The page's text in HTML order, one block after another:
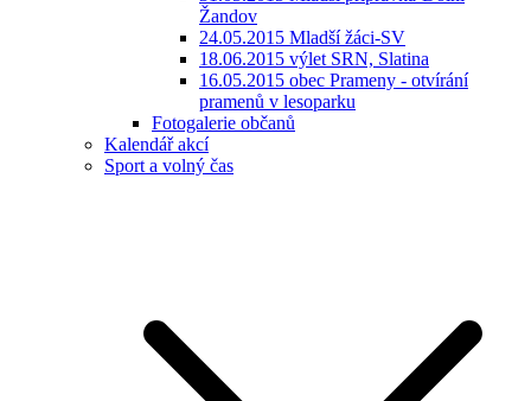
Žandov
24.05.2015 Mladší žáci-SV
18.06.2015 výlet SRN, Slatina
16.05.2015 obec Prameny - otvírání
pramenů v lesoparku
Fotogalerie občanů
Kalendář akcí
Sport a volný čas